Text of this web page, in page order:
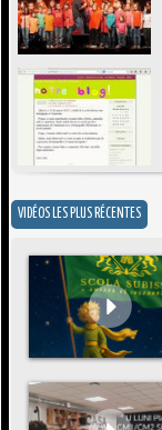
VIDÉOS LES PLUS RÉCENTES